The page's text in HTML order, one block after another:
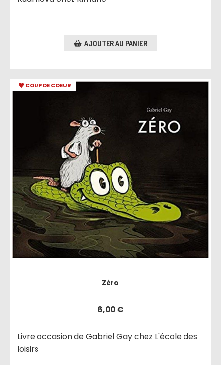
AJOUTER AU PANIER
COUP DE COEUR
Zéro
6,00€
Livre occasion de Gabriel Gay chez L'école des
loisirs